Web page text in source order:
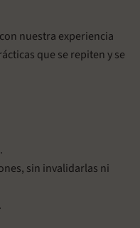
nuestra experiencia
que se repiten y se
sin invalidarlas ni